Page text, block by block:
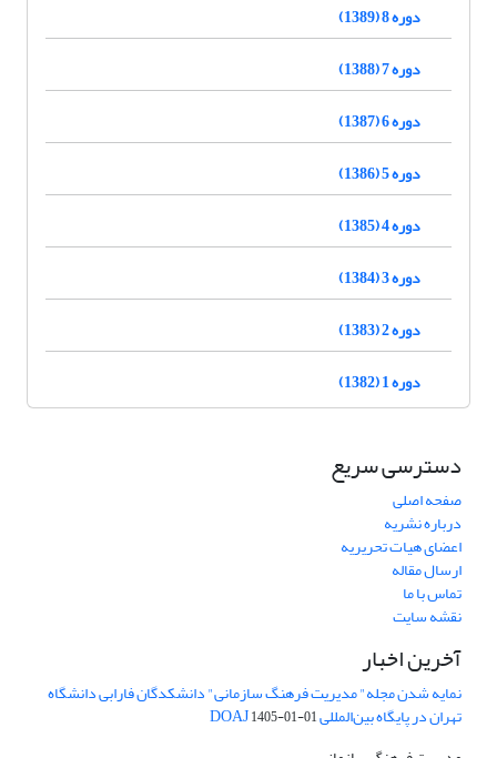
دوره 8 (1389)
دوره 7 (1388)
دوره 6 (1387)
دوره 5 (1386)
دوره 4 (1385)
دوره 3 (1384)
دوره 2 (1383)
دوره 1 (1382)
دسترسی سریع
صفحه اصلی
درباره نشریه
اعضای هیات تحریریه
ارسال مقاله
تماس با ما
نقشه سایت
آخرین اخبار
نمایه شدن مجله" مدیریت فرهنگ سازمانی" دانشکدگان فارابی دانشگاه
تهران در پایگاه بین‌المللی DOAJ1405-01-01